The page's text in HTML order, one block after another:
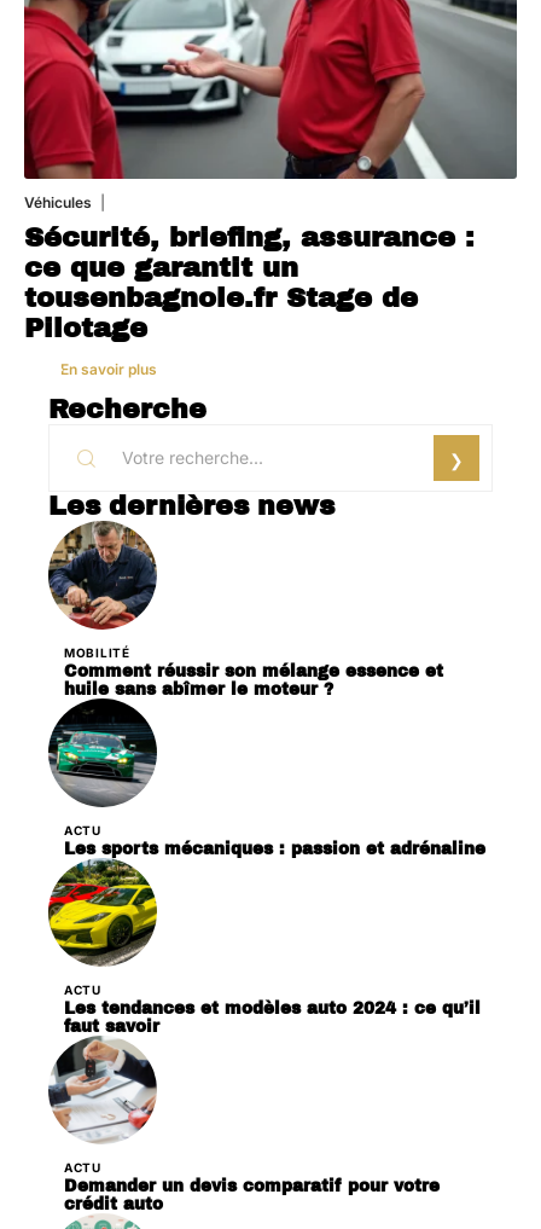
Véhicules
Sécurité, briefing, assurance :
ce que garantit un
tousenbagnole.fr Stage de
Pilotage
En savoir plus
Recherche
Les dernières news
MOBILITÉ
Comment réussir son mélange essence et
huile sans abîmer le moteur ?
ACTU
Les sports mécaniques : passion et adrénaline
ACTU
Les tendances et modèles auto 2024 : ce qu’il
faut savoir
ACTU
Demander un devis comparatif pour votre
crédit auto